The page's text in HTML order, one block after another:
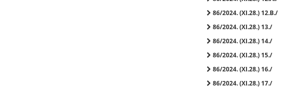
86/2024. (XI.28.) 12.B./
86/2024. (XI.28.) 13./
86/2024. (XI.28.) 14./
86/2024. (XI.28.) 15./
86/2024. (XI.28.) 16./
86/2024. (XI.28.) 17./